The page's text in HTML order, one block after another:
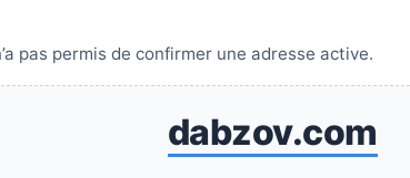
pas permis de confirmer une adresse active.
dabzov.com